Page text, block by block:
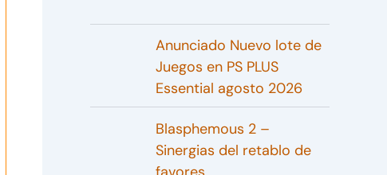
Anunciado Nuevo lote de
Juegos en PS PLUS
Essential agosto 2026
Blasphemous 2 –
Sinergias del retablo de